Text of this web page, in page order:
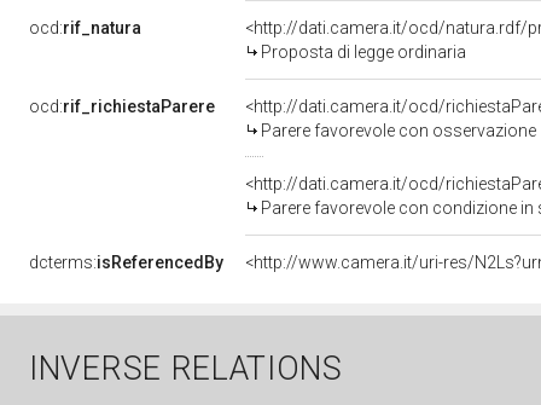
ocd:rif_natura
<http://dati.camera.it/ocd/natura.rdf/
Proposta di legge ordinaria
ocd:rif_richiestaParere
<http://dati.camera.it/ocd/
Parere favorevole con
<http://dati.camera.it/ocd/
Parere favorevole con condizione in
dcterms:isReferencedBy <http://www.camera.it/uri-res/
INVERSE RELATIONS